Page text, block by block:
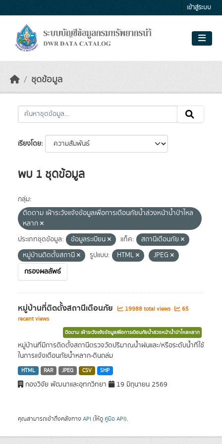
เข้าสู่ระบบ
ชุดข้อมูล
เรียงโดย
พบ 1 ชุดข้อมูล
กลุ่ม:
ติดตาม เฝ้าระวังแจ้งข้อมูลเพื่อการเตือนภัยน้ำล่วงหน้าน้ำป่าไหล
หลาก
ประเภทชุดข้อมูล:
ข้อมูลระเบียน แท็ค:
สถานีเตือนภัย
หมู่บ้านติดตั้งสถานี
รูปแบบ: HTML
JPEG
กรองผลลัพธ์
หมู่บ้านที่ติดตั้งสถานีเตือนภัย 19988 total views
65
recent views
ติดตาม เฝ้าระวังแจ้งข้อมูลเพื่อการเตือนภัยน้ำล่วงหน้าน้ำป่าไหลหลาก
หมู่บ้านที่มีการติดตั้งสถานีตรวจวัดปริมาณน้ำฝนและ/หรือระดับน้ำที่ใช้
ในการแจ้งเตือนภัยน้ำหลาก-ดินถล่ม
HTML RAR JPEG CSV SHP
กองวิจัย พัฒนาและอุทกวิทยา 19 มิถุนายน 2569
คุณสามารถเข้าถึงคลังทาง API (ให้ดู คู่มือ API).